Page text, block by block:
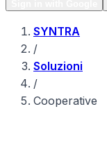
SYNTRA
/
Soluzioni
/
Cooperative